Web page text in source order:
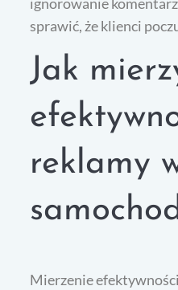
sprawić, że klienci
Jak
reklamy
Mierzenie